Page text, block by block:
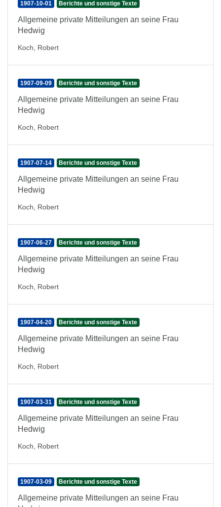
1907-10-01 Berichte und sonstige Texte
Allgemeine private Mitteilungen an seine Frau
Hedwig
Koch, Robert
1907-09-09 Berichte und sonstige Texte
Allgemeine private Mitteilungen an seine Frau
Hedwig
Koch, Robert
1907-07-14 Berichte und sonstige Texte
Allgemeine private Mitteilungen an seine Frau
Hedwig
Koch, Robert
1907-06-27 Berichte und sonstige Texte
Allgemeine private Mitteilungen an seine Frau
Hedwig
Koch, Robert
1907-04-20 Berichte und sonstige Texte
Allgemeine private Mitteilungen an seine Frau
Hedwig
Koch, Robert
1907-03-31 Berichte und sonstige Texte
Allgemeine private Mitteilungen an seine Frau
Hedwig
Koch, Robert
1907-03-09 Berichte und sonstige Texte
Allgemeine private Mitteilungen an seine Frau